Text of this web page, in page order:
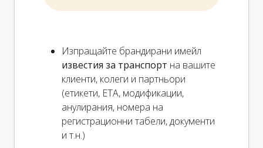
Изпращайте брандирани имейл
известия за транспорт на вашите
клиенти, колеги и партньори
(етикети, ETA, модификации,
анулирания, номера на
регистрационни табели, документи
и т.н.)